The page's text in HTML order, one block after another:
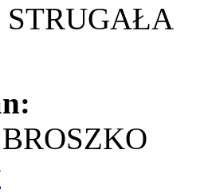
STRUGAŁA